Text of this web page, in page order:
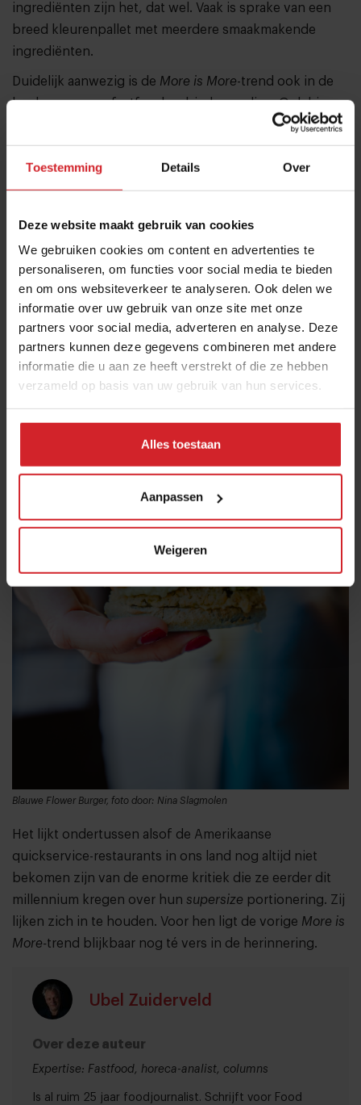
Toestemming Details Over
Deze website maakt gebruik van cookies
We gebruiken cookies om content en advertenties te
personaliseren, om functies voor social media te bieden
en om ons websiteverkeer te analyseren. Ook delen we
informatie over uw gebruik van onze site met onze
partners voor social media, adverteren en analyse. Deze
partners kunnen deze gegevens combineren met andere
informatie die u aan ze heeft verstrekt of die ze hebben
verzameld op basis van uw gebruik van hun services.
Alles toestaan
Aanpassen
Weigeren
ingrediënten zijn het, dat wel. Vaak is sprake van een
breed kleurenpallet met meerdere smaakmakende
ingrediënten.
Duidelijk aanwezig is de More is More-trend ook in de
hoek van vegan fastfoodaanbieders online. Ook hier
zie je een bonte mengeling van kleuren, van hardroze
en felblauwe burgerbroodjes tot knalgroene burgers.
Bovendien zijn de eigentijdse vega deliveryconcepten
royaal met sauzen op hun loaded gerechten.
Ook in het segment ‘zoete horeca’ (treats, bubble tea,
meertrend zich gelden.
Blauwe Flower Burger, foto door: Nina Slagmolen
Het lijkt ondertussen alsof de Amerikaanse
quickservice-restaurants in ons land nog altijd niet
bekomen zijn van de enorme kritiek die ze eerder dit
millennium kregen over hun supersize portionering. Zij
lijken zich in te houden. Voor hen ligt de vorige More is
More-trend blijkbaar nog té vers in de herinnering.
Ubel Zuiderveld
Over deze auteur
Expertise: Fastfood, horeca-analist, columns
Is al ruim 25 jaar foodjournalist. Schrijft voor Food